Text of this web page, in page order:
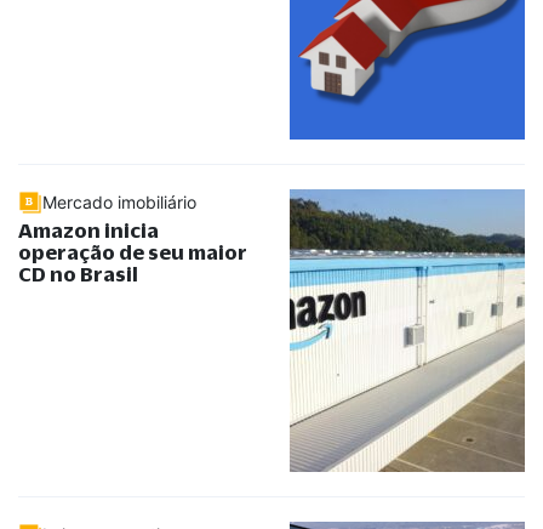
Mercado imobiliário
Amazon inicia
operação de seu maior
CD no Brasil